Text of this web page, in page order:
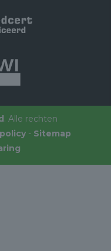
. Alle rechten
- Sitemap